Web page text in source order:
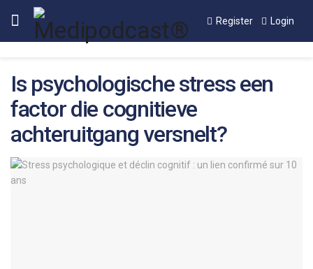
Register Login
Is psychologische stress een
factor die cognitieve
achteruitgang versnelt?